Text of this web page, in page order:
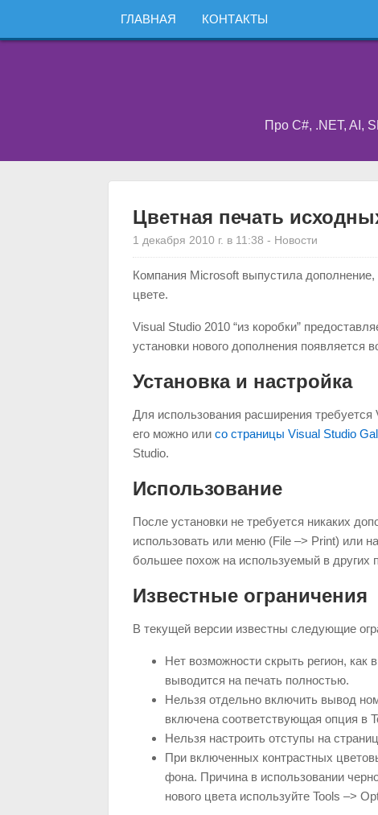
ГЛАВНАЯ КОНТАКТЫ
Про C#, .NET, AI,
Цветная печать
1 декабря 2010 г. в 11:38 - Новости
Компания Microsoft выпустила
цвете.
Visual Studio 2010 “из коробки”
установки нового дополнения появляется
Установка и настройка
Для использования расширения
его можно или со страницы Visual Studio
Studio.
Использование
После установки не требуется никаких
использовать или меню (File –> Print) или
большее похож на используемый в других
Известные ограничения
В текущей версии известны следующие
Нет возможности скрыть регион, как
выводится на печать полностью.
Нельзя отдельно включить вывод
включена соответствующая опция в
Нельзя настроить отступы на
При включенных контрастных
фона. Причина в использовании
нового цвета используйте Tools –>